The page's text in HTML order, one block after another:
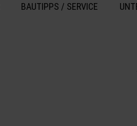
BAUTIPPS / SERVICE